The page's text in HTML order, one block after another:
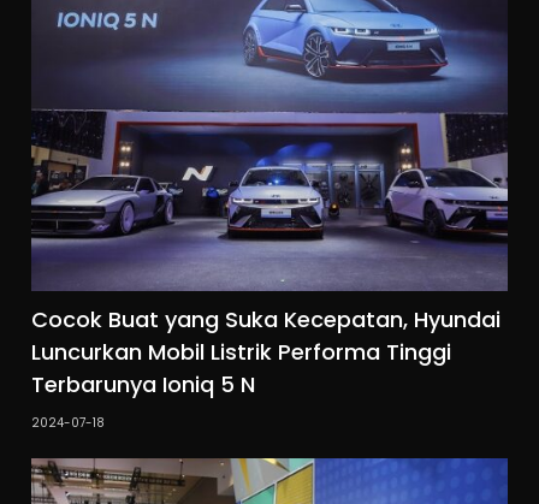
Cocok Buat yang Suka Kecepatan, Hyundai
Luncurkan Mobil Listrik Performa Tinggi
Terbarunya Ioniq 5 N
2024-07-18